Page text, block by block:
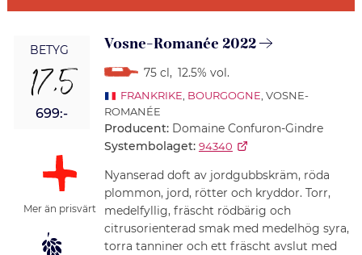
BETYG
17,5
699:-
Mer än prisvärt
Vosne-Romanée 2022
75 cl, 12.5% vol.
FRANKRIKE BOURGOGNE , VOSNE-
ROMANÉE
Producent: Domaine Confuron-Gindre
Systembolaget: 94340
Nyanserad doft av jordgubbskräm, röda
plommon, jord, rötter och kryddor. Torr,
medelfyllig, fräscht rödbärig och
citrusorienterad smak med medelhög syra,
torra tanniner och ett fräscht avslut med